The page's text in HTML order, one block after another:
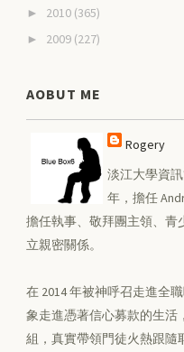
► 2010 (365)
► 2009 (227)
AOBUT ME
Rogery
淡江大學資
年，擔任
擔任執事、敬拜團主領、青
立親密關係。
在 2014 年被神呼召走進全
象走進憑著信心募款的生活
組，真實帶領門徒火熱跟隨